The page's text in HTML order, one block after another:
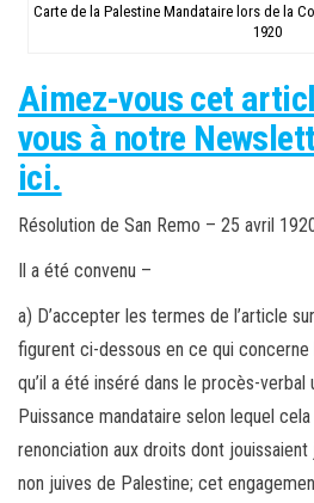
Carte de la Palestine Mandataire lors de la
1920
Aimez-vous cet
vous à notre
ici.
Résolution de San Remo – 25 avril
Il a été convenu –
a) D’accepter les termes de l’article
figurent ci-dessous en ce qui
qu’il a été inséré dans le procès-verbal
Puissance mandataire selon lequel cela
renonciation aux droits dont jouissaient
non juives de Palestine; cet